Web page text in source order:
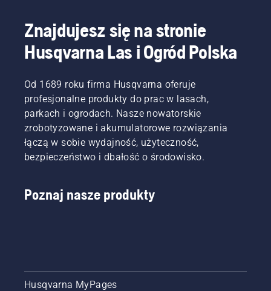
Znajdujesz się na stronie
Husqvarna Las i Ogród Polska
Od 1689 roku firma Husqvarna oferuje
profesjonalne produkty do prac w lasach,
parkach i ogrodach. Nasze nowatorskie
zrobotyzowane i akumulatorowe rozwiązania
łączą w sobie wydajność, użyteczność,
bezpieczeństwo i dbałość o środowisko.
Poznaj nasze produkty
Husqvarna MyPages